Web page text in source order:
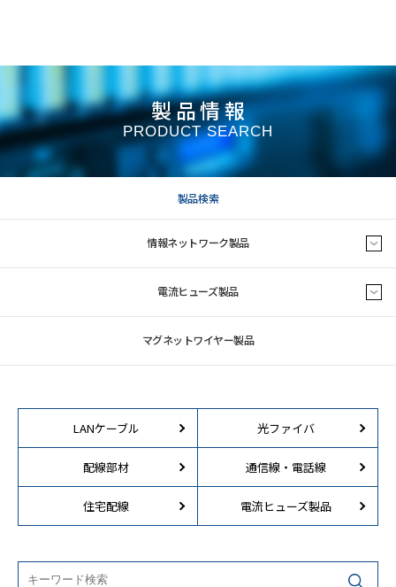
製品情報
PRODUCT SEARCH
製品検索
情報ネットワーク製品
電流ヒューズ製品
マグネットワイヤー製品
LANケーブル 光ファイバ
配線部材 通信線・電話線
住宅配線 電流ヒューズ製品